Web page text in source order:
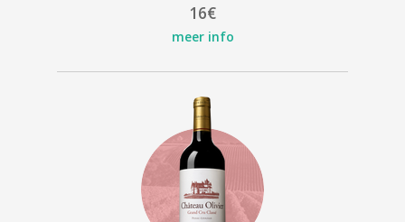
16€
meer info